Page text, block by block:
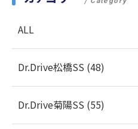
ALL
Dr.Drive松橋SS (48)
Dr.Drive菊陽SS (55)